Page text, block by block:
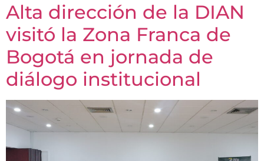
Alta dirección de la DIAN
visitó la Zona Franca de
Bogotá en jornada de
diálogo institucional